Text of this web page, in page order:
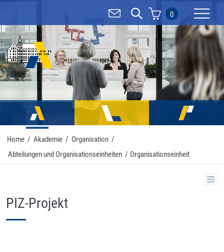
0
Home / Akademie / Organisation /
Abteilungen und Organisationseinheiten / Organisationseinheit
PIZ-Projekt